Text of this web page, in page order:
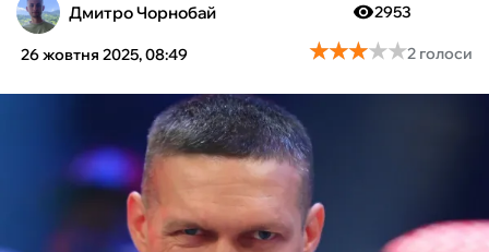
ТЕНІС
КІБЕРСПОРТ
ЧС-2026
Дмитро Чорнобай
26 жовтня 2025, 08:49
2953
★★★★★
★★★★★2 голоси